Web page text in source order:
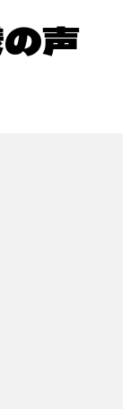
声